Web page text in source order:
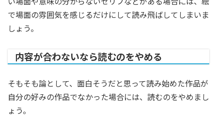
で場面の雰囲気を感じるだけにして読み飛ばしてしまいま
しょう。
内容が合わないなら読むのをやめる
そもそも論として、面白そうだと思って読み始めた作品が
自分の好みの作品でなかった場合には、読むのをやめまし
ょう。